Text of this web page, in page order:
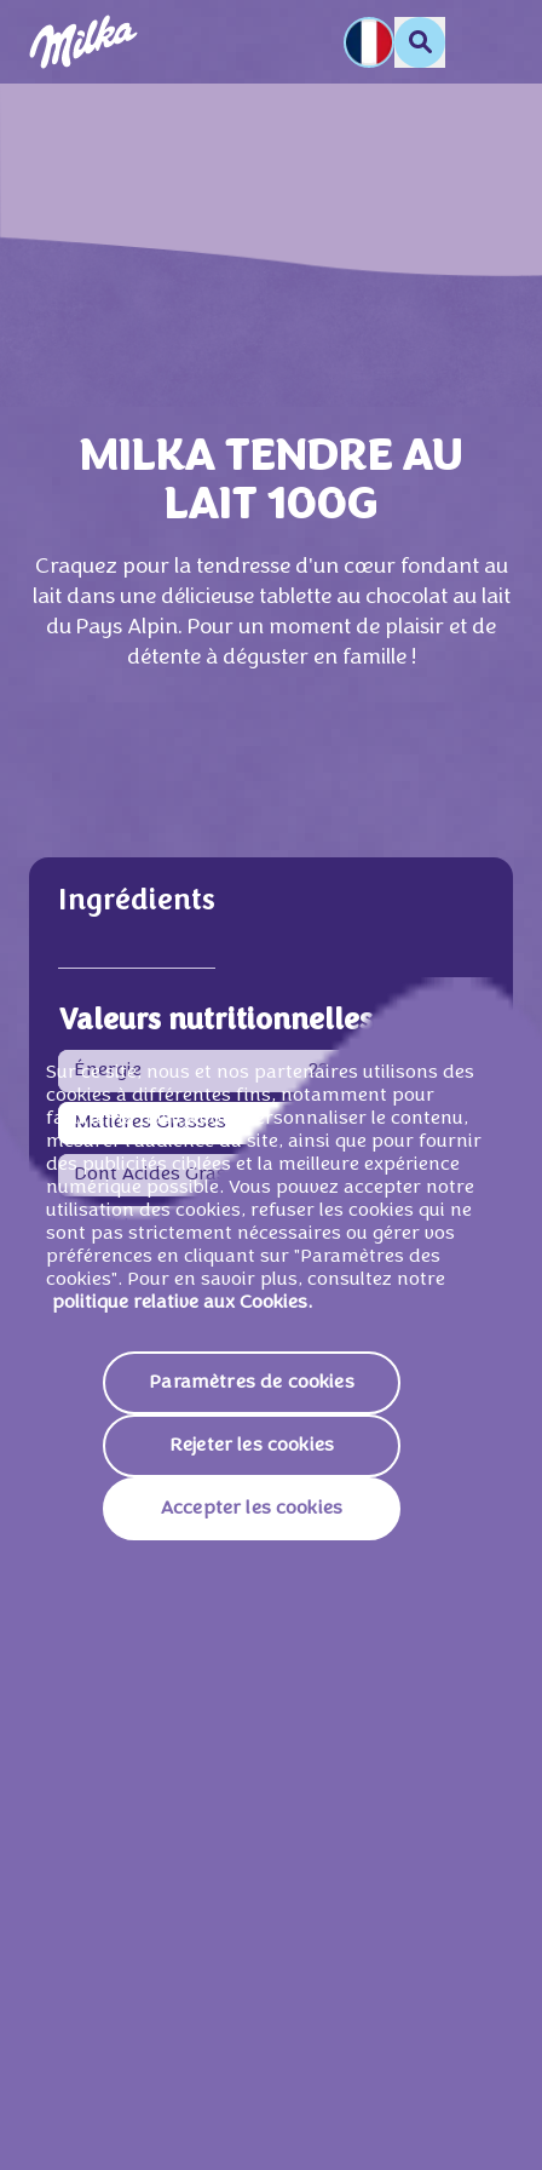
MILKA TENDRE AU
LAIT 100G
Craquez pour la tendresse d'un cœur fondant au
lait dans une délicieuse tablette au chocolat au lait
du Pays Alpin. Pour un moment de plaisir et de
détente à déguster en famille !
Ingrédients
Valeurs nutritionnelles
Énergie 2388 KJ /573 Kcal
Matières Grasses 37g
Dont Acides Gras Saturés 21g
Glucides 53g
Dont Sucres 52g
Protéines 5,2g
Sodium 0,38g
20 g
Énergie 478kJ /115 Kcal
Sur ce site, nous et nos partenaires utilisons des
cookies à différentes fins, notamment pour
faciliter la navigation, personnaliser le contenu,
mesurer l'audience du site, ainsi que pour fournir
des publicités ciblées et la meilleure expérience
numérique possible. Vous pouvez accepter notre
utilisation des cookies, refuser les cookies qui ne
sont pas strictement nécessaires ou gérer vos
préférences en cliquant sur "Paramètres des
cookies". Pour en savoir plus, consultez notre
politique relative aux Cookies.
Paramètres de cookies
Rejeter les cookies
Accepter les cookies